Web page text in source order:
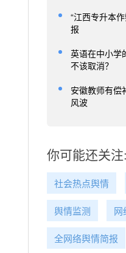
“江西专升本
报
英语在中小学
不该取消？
安徽教师有偿
风波
你可能还关注:
社会热点舆情
舆情监测 网
全网络舆情简报